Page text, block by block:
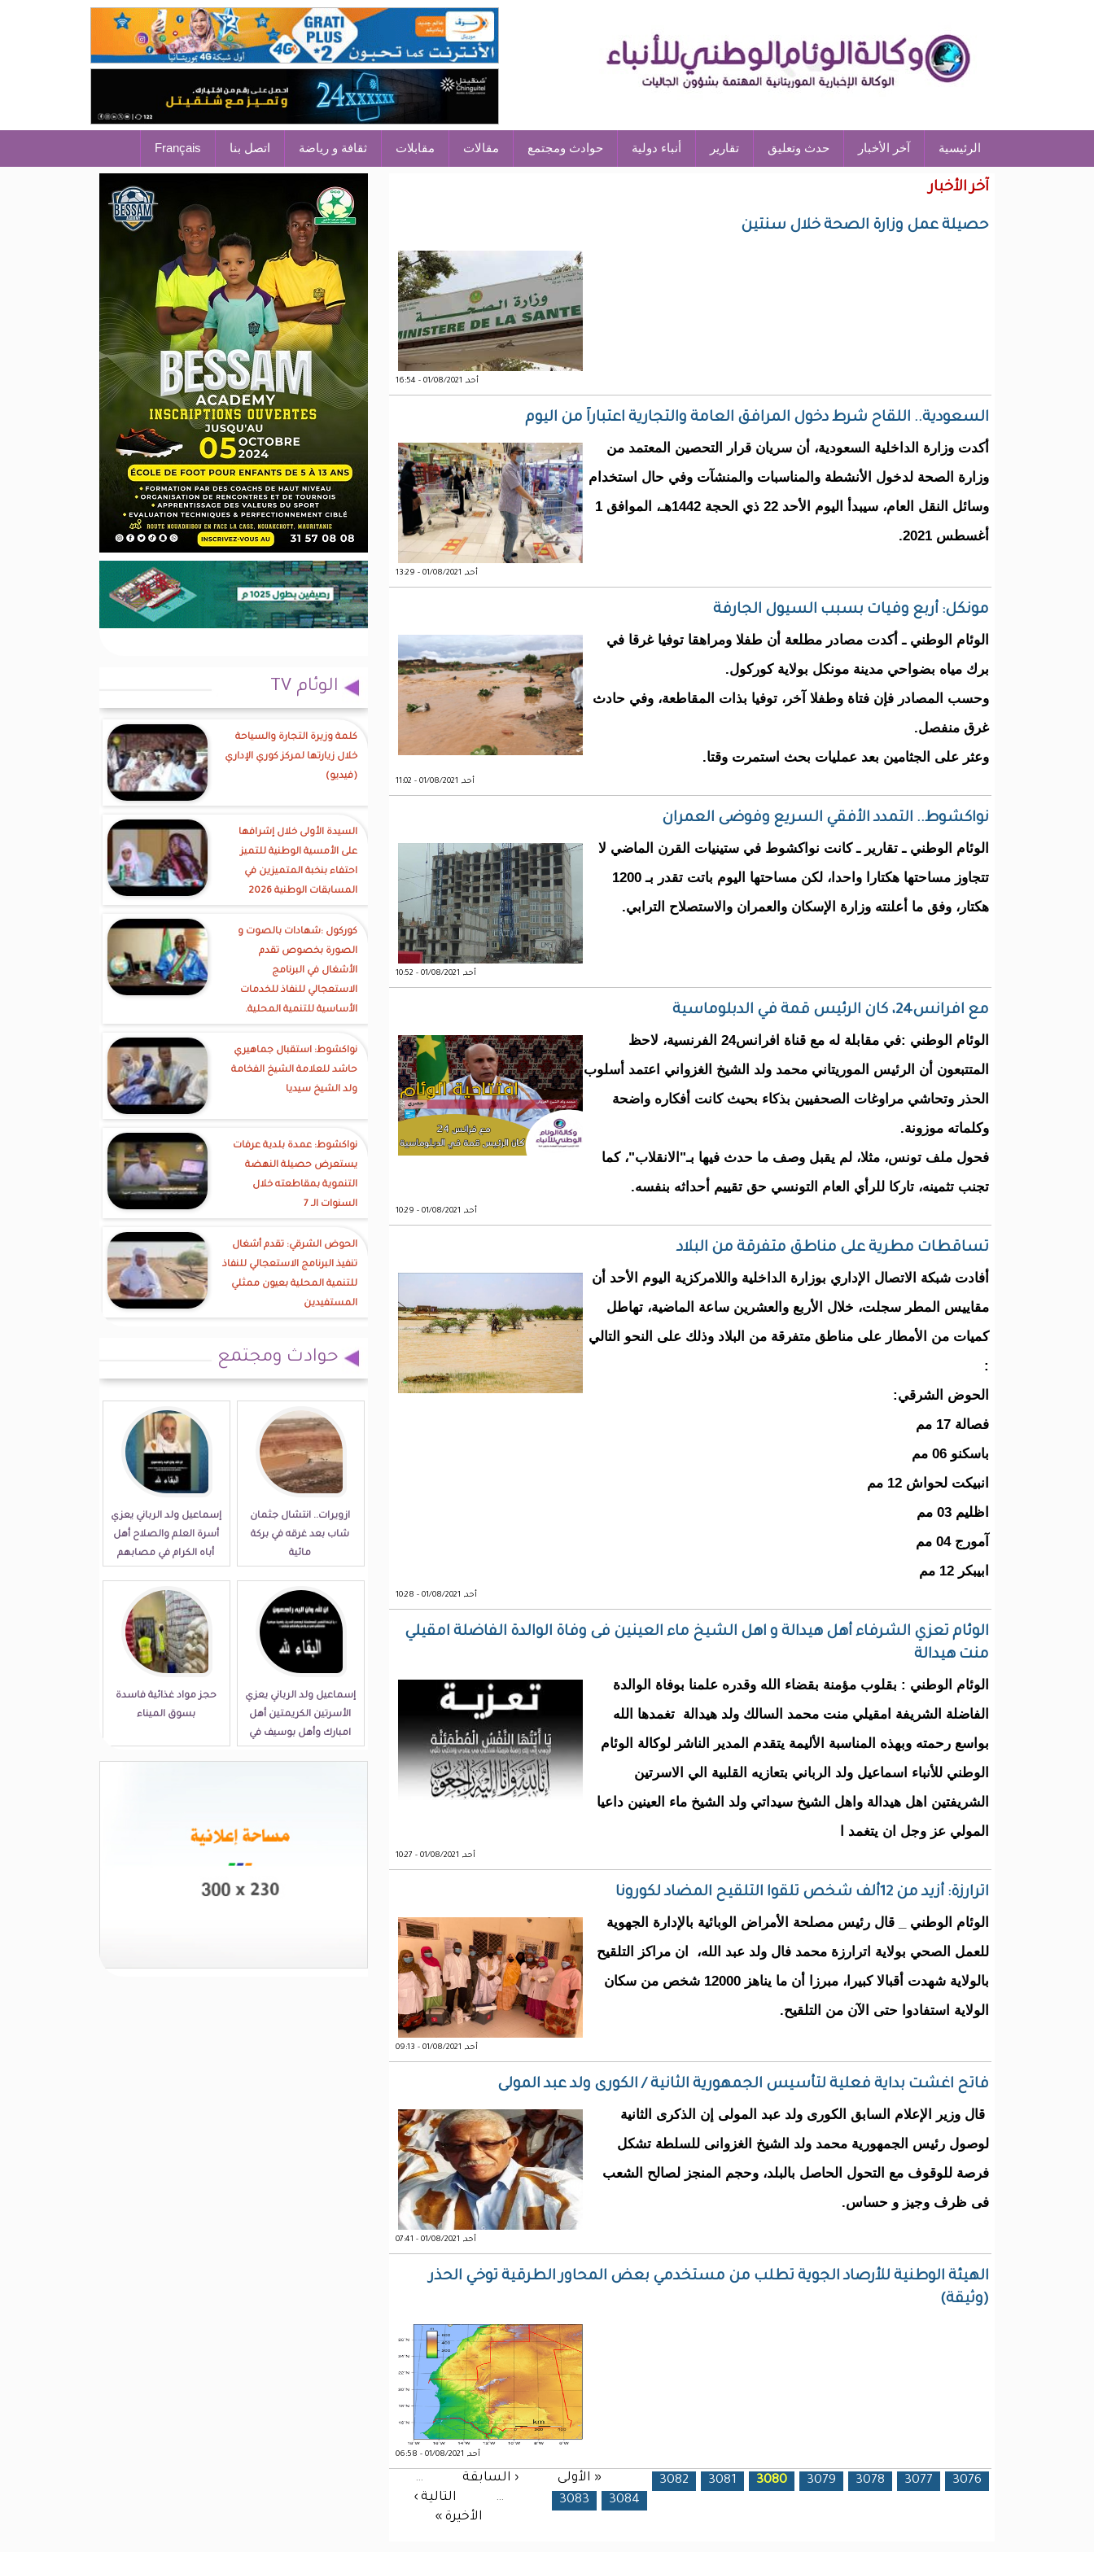
الرئيسية آخر الأخبار حدث وتعليق تقارير أنباء دولية حوادث ومجتمع مقالات مقابلات ثقافة و رياضة اتصل بنا Français
آخر الأخبار
حصيلة عمل وزارة الصحة خلال سنتين
أحد, 01/08/2021 - 16:54
السعودية.. اللقاح شرط دخول المرافق العامة والتجارية اعتباراً من اليوم
أكدت وزارة الداخلية السعودية، أن سريان قرار التحصين المعتمد من
وزارة الصحة لدخول الأنشطة والمناسبات والمنشآت وفي حال استخدام
وسائل النقل العام، سيبدأ اليوم الأحد 22 ذي الحجة 1442هـ، الموافق 1
أغسطس 2021.
أحد, 01/08/2021 - 13:29
مونكل: أربع وفيات بسبب السيول الجارفة
الوئام الوطني ـ أكدت مصادر مطلعة أن طفلا ومراهقا توفيا غرقا في
برك مياه بضواحي مدينة مونكل بولاية كوركول.
وحسب المصادر فإن فتاة وطفلا آخر، توفيا بذات المقاطعة، وفي حادث
غرق منفصل.
وعثر على الجثامين بعد عمليات بحث استمرت وقتا.
أحد, 01/08/2021 - 11:02
نواكشوط.. التمدد الأفقي السريع وفوضى العمران
الوئام الوطني ـ تقارير ـ كانت نواكشوط في ستينيات القرن الماضي لا
تتجاوز مساحتها هكتارا واحدا، لكن مساحتها اليوم باتت تقدر بـ 1200
هكتار، وفق ما أعلنته وزارة الإسكان والعمران والاستصلاح الترابي.
أحد, 01/08/2021 - 10:52
مع افرانس24، كان الرئيس قمة في الدبلوماسية
الوئام الوطني :في مقابلة له مع قناة افرانس24 الفرنسية، لاحظ
المتتبعون أن الرئيس الموريتاني محمد ولد الشيخ الغزواني اعتمد أسلوب
الحذر وتحاشي مراوغات الصحفيين بذكاء بحيث كانت أفكاره واضحة
وكلماته موزونة.
فحول ملف تونس، مثلا، لم يقبل وصف ما حدث فيها بـ"الانقلاب"، كما
تجنب تثمينه، تاركا للرأي العام التونسي حق تقييم أحداثه بنفسه.
أحد, 01/08/2021 - 10:29
تساقطات مطرية على مناطق متفرقة من البلاد
أفادت شبكة الاتصال الإداري بوزارة الداخلية واللامركزية اليوم الأحد أن
مقاييس المطر سجلت، خلال الأربع والعشرين ساعة الماضية، تهاطل
كميات من الأمطار على مناطق متفرقة من البلاد وذلك على النحو التالي
:
الحوض الشرقي:
فصالة 17 مم
باسكنو 06 مم
انبيكت لحواش 12 مم
اظليم 03 مم
آمورج 04 مم
ابيبكر 12 مم
أحد, 01/08/2021 - 10:28
الوئام تعزي الشرفاء أهل هيدالة و اهل الشيخ ماء العينين فى وفاة الوالدة الفاضلة امقيلي
منت هيدالة
الوئام الوطني : بقلوب مؤمنة بقضاء الله وقدره علمنا بوفاة الوالدة
الفاضلة الشريفة امقيلي منت محمد السالك ولد هيدالة تغمدها الله
بواسع رحمته وبهذه المناسبة الأليمة يتقدم المدير الناشر لوكالة الوئام
الوطني للأنباء اسماعيل ولد الرباني بتعازيه القلبية الي الاسرتين
الشريفتين اهل هيدالة واهل الشيخ سيداتي ولد الشيخ ماء العينين داعيا
المولي عز وجل ان يتغمد ا
أحد, 01/08/2021 - 10:27
اترارزة: أزيد من 12ألف شخص تلقوا التلقيح المضاد لكورونا
الوئام الوطني _ قال رئيس مصلحة الأمراض الوبائية بالإدارة الجهوية
للعمل الصحي بولاية اترارزة محمد فال ولد عبد الله، ان مراكز التلقيح
بالولاية شهدت أقبالا كبيرا، مبرزا أن ما يناهز 12000 شخص من سكان
الولاية استفادوا حتى الآن من التلقيح.
أحد, 01/08/2021 - 09:13
فاتح اغشت بداية فعلية لتأسيس الجمهورية الثانية / الكورى ولد عبد المولى
قال وزير الإعلام السابق الكورى ولد عبد المولى إن الذكرى الثانية
لوصول رئيس الجمهورية محمد ولد الشيخ الغزوانى للسلطة تشكل
فرصة للوقوف مع التحول الحاصل بالبلد، وحجم المنجز لصالح الشعب
فى ظرف وجيز و حساس.
أحد, 01/08/2021 - 07:41
الهيئة الوطنية للأرصاد الجوية تطلب من مستخدمي بعض المحاور الطرقية توخي الحذر
(وثيقة)
أحد, 01/08/2021 - 06:58
الصفحات « الأولى ‹ السابقة … 3076
3077
3078
3079
3080
3081
3082
3083
3084
…
التالية ›
الأخيرة »
الوئام TV
كلمة وزيرة التجارة والسياحة
خلال زيارتها لمركز كوري الإداري
(فيديو)
السيدة الأولى خلال إشرافها
على الأمسية الوطنية للتميز
احتفاء بنخبة المتميزين في
المسابقات الوطنية 2026
كوركول :شهادات بالصوت و
الصورة بخصوص تقدم
الأشغال في البرنامج
الاستعجالي للنفاذ للخدمات
الأساسية للتنمية المحلية.
نواكشوط: استقبال جماهيري
حاشد للعلامة الشيخ الفخامة
ولد الشيخ سيديا
نواكشوط: عمدة بلدية عرفات
يستعرض حصيلة النهضة
التنموية بمقاطعته خلال
السنوات الـ 7
الحوض الشرقي: تقدم أشغال
تنفيذ البرنامج الاستعجالي للنفاذ
للتنمية المحلية بعيون ممثلي
المستفيدين
حوادث ومجتمع
ازويرات.. انتشال جثمان
شاب بعد غرقه في بركة
مائية
إسماعيل ولد الرباني يعزي
أسرة العلم والصلاح أهل
أباه الكرام في مصابهم
إسماعيل ولد الرباني يعزي
الأسرتين الكريمتين أهل
امبارك وأهل بوسيف في
حجز مواد غذائية فاسدة
بسوق الميناء